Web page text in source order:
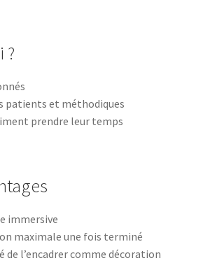
?
patients et méthodiques
prendre leur temps
immersive
maximale une fois terminé
de l’encadrer comme décoration